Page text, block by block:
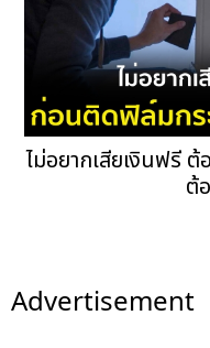
ไม่อยากเสียเงินฟรี
ต้
Advertisement